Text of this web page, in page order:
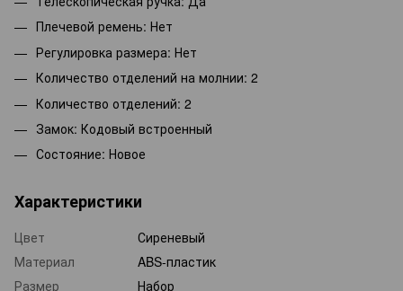
Плечевой ремень: Нет
Регулировка размера: Нет
Количество отделений на молнии: 2
Количество отделений: 2
Замок: Кодовый встроенный
Состояние: Новое
Характеристики
Цвет
Сиреневый
Материал
ABS-пластик
Размер
Набор